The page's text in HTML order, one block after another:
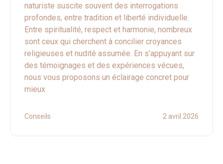
naturiste suscite souvent des interrogations
profondes, entre tradition et liberté individuelle.
Entre spiritualité, respect et harmonie, nombreux
sont ceux qui cherchent à concilier croyances
religieuses et nudité assumée. En s’appuyant sur
des témoignages et des expériences vécues,
nous vous proposons un éclairage concret pour
mieux
Conseils 2 avril 2026